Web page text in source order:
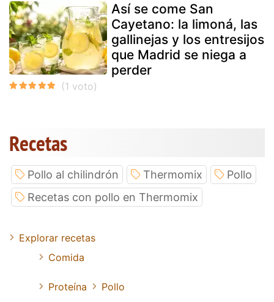
Así se come San
Cayetano: la limoná, las
gallinejas y los entresijos
que Madrid se niega a
perder
Recetas
Pollo al chilindrón Thermomix
Pollo
Recetas con pollo en Thermomix
Explorar recetas
Comida
Proteína Pollo